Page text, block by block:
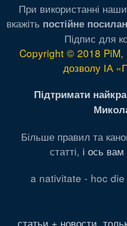
При використанні
вкажіть постійне
Підпис для
Copyright © 2018 PiM,
дозволу ІА
Підтримати
Більше правил та
статті, і ось вам
a nativitate - hoc die
статьи + новости